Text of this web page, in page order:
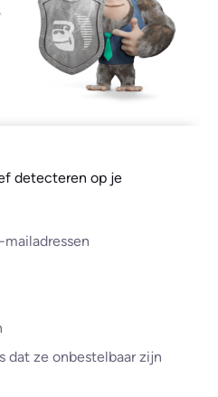
detecteren op je
dat ze onbestelbaar zijn